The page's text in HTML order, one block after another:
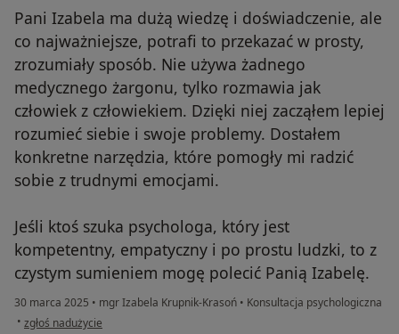
Pani Izabela ma dużą wiedzę i doświadczenie, ale
co najważniejsze, potrafi to przekazać w prosty,
zrozumiały sposób. Nie używa żadnego
medycznego żargonu, tylko rozmawia jak
człowiek z człowiekiem. Dzięki niej zacząłem lepiej
rozumieć siebie i swoje problemy. Dostałem
konkretne narzędzia, które pomogły mi radzić
sobie z trudnymi emocjami.
Jeśli ktoś szuka psychologa, który jest
kompetentny, empatyczny i po prostu ludzki, to z
czystym sumieniem mogę polecić Panią Izabelę.
30 marca 2025 • mgr Izabela Krupnik-Krasoń • Konsultacja psychologiczna
• w opinii użytkownika N.C
zgłoś nadużycie